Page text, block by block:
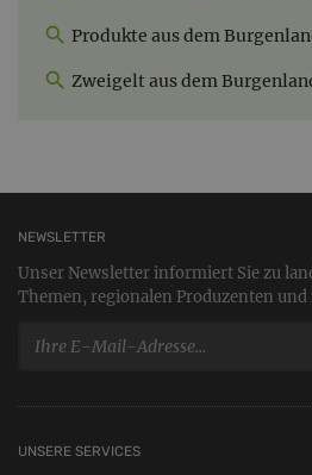
Produkte aus dem
Zweigelt aus dem
NEWSLETTER
Unser Newsletter informiert Sie zu
Themen, regionalen Produzenten und
UNSERE SERVICES